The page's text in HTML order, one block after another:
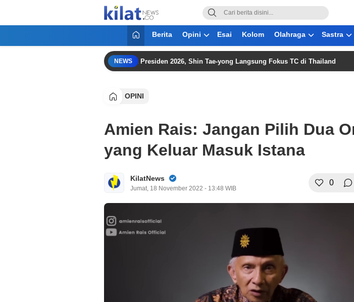
KilatNews.co
Mencerdaskan Anak Bangsa
Berita Opini Esai Kolom Olahraga Sastra
NEWS
Amankan Peringkat Ketiga Piala Presiden 2026, Shin Tae-yong Langsung Fokus TC di Thailand
OPINI
Amien Rais: Jangan Pilih Dua
yang Keluar Masuk Istana
KilatNews
Jumat, 18 November 2022 - 13:48 WIB
0